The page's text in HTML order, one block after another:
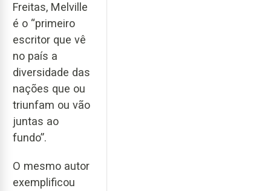
Freitas, Melville
é o “primeiro
escritor que vê
no país a
diversidade das
nações que ou
triunfam ou vão
juntas ao
fundo”.
O mesmo autor
exemplificou